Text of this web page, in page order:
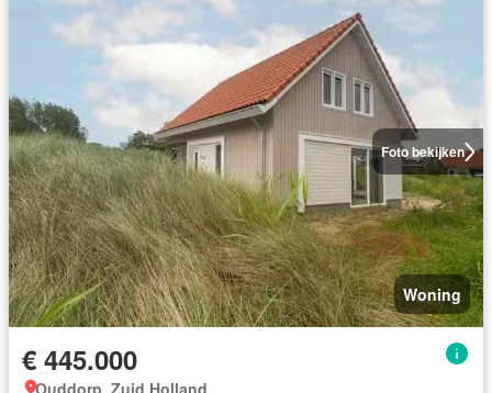
Foto bekijken
Woning
€ 445.000
Ouddorp, Zuid Holland